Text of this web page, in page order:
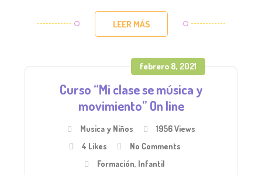
LEER MÁS
febrero 8, 2021
Curso “Mi clase se música y
movimiento” On line
Musica y Niños
1956 Views
4 Likes
No Comments
Formación, Infantil